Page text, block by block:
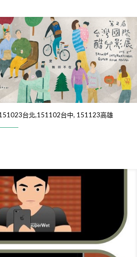
151023台北,151102台中, 151123高雄